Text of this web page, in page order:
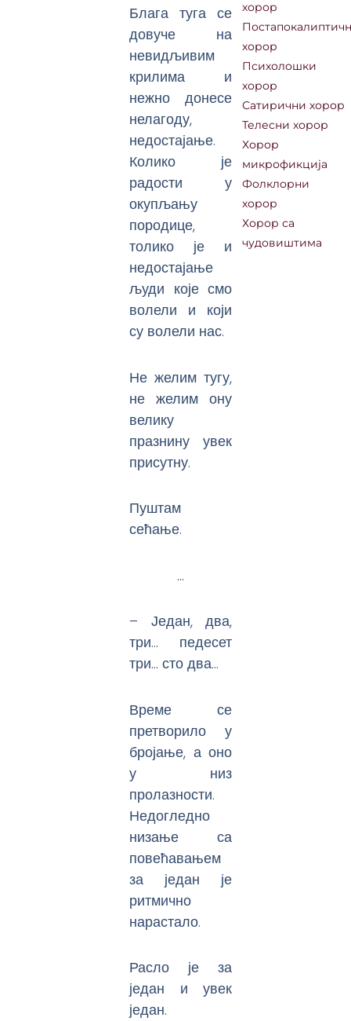
Блага туга се
довуче на
невидљивим
крилима и
нежно донесе
нелагоду,
недостајање.
Колико је
радости у
окупљању
породице,
толико је и
недостајање
људи које смо
волели и који
су волели нас.
Не желим тугу,
не желим ону
велику
празнину увек
присутну.
Пуштам
сећање.
…
– Један, два,
три… педесет
три… сто два…
Време се
претворило у
бројање, а оно
у низ
пролазности.
Недогледно
низање са
повећавањем
за један је
ритмично
нарастало.
Расло је за
један и увек
један.
хорор
хорор
Психолошки
хорор
Сатирични хорор
Телесни хорор
Хорор
микрофикција
Фолклорни
хорор
Хорор са
чудовиштима